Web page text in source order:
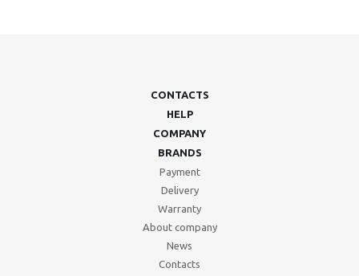
CONTACTS
HELP
COMPANY
BRANDS
Payment
Delivery
Warranty
About company
News
Contacts